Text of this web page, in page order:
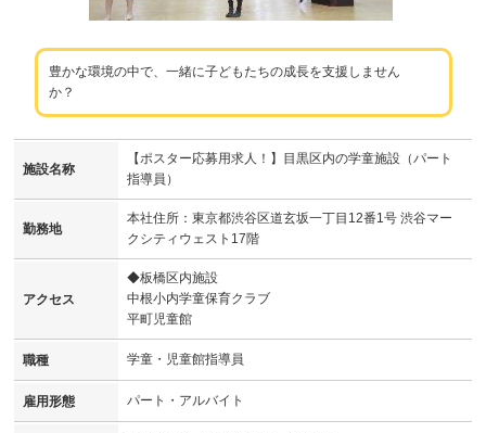
豊かな環境の中で、一緒に子どもたちの成長を支援しません
か？
施設名称
【ポスター応募用求人！】目黒区内の学童施設（パート
指導員）
勤務地
本社住所：東京都渋谷区道玄坂一丁目12番1号 渋谷マー
クシティウェスト17階
アクセス
◆板橋区内施設
中根小内学童保育クラブ
平町児童館
職種 学童・児童館指導員
雇用形態 パート・アルバイト